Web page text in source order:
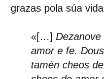
grazas pola súa
«[…] Dezanove
amor e fe.
tamén cheos